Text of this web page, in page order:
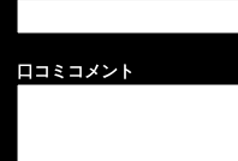
口コミコメント